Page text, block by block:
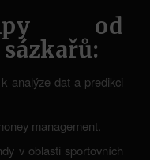
od
analýze dat a predikci
management.
v oblasti sportovních